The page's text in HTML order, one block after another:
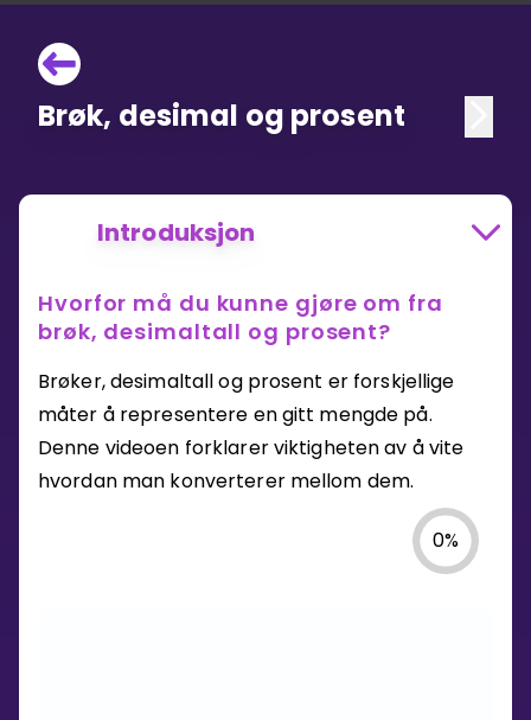
Brøk, desimal og prosent
Introduksjon
Hvorfor må du kunne gjøre om fra
brøk, desimaltall og prosent?
Brøker, desimaltall og prosent er forskjellige
måter å representere en gitt mengde på.
Denne videoen forklarer viktigheten av å vite
hvordan man konverterer mellom dem.
0%